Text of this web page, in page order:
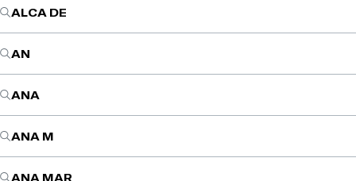
ALCA DE
AN
ANA
ANA M
ANA MAR